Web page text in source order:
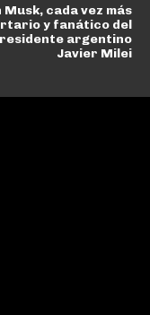
Musk, cada vez más
y fanático del
argentino
Javier Milei